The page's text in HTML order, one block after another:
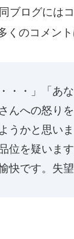
ブログには
のコメント
・・」「あ
んへの怒り
うかと思い
位を疑いま
快です。失望